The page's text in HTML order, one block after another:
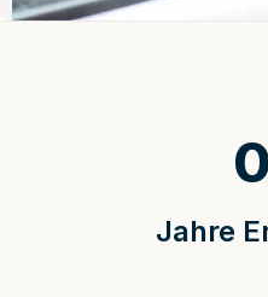
Jahre
0